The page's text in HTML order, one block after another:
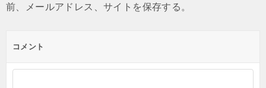
前、メールアドレス、サイトを保存する。
コメント